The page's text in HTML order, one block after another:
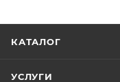
КАТАЛОГ
УСЛУГИ